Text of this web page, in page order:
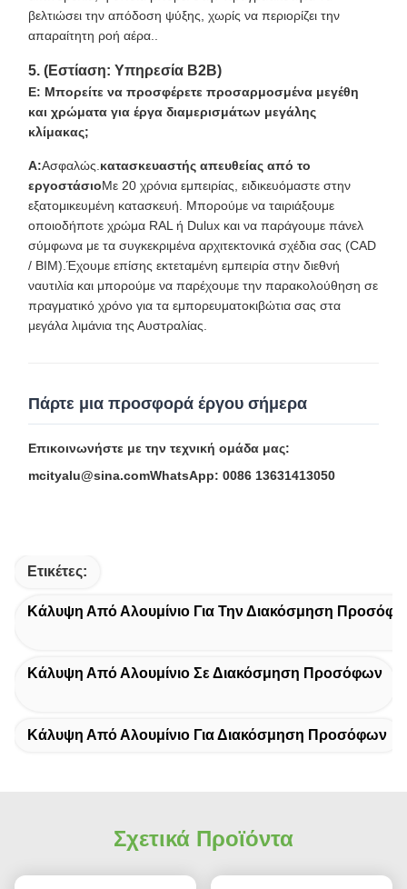
βελτιώσει την απόδοση ψύξης, χωρίς να περιορίζει την
απαραίτητη ροή αέρα..
5. (Εστίαση: Υπηρεσία B2B)
Ε: Μπορείτε να προσφέρετε προσαρμοσμένα μεγέθη
και χρώματα για έργα διαμερισμάτων μεγάλης
κλίμακας;
Α:Ασφαλώς.κατασκευαστής απευθείας από το
εργοστάσιοΜε 20 χρόνια εμπειρίας, ειδικευόμαστε στην
εξατομικευμένη κατασκευή. Μπορούμε να ταιριάξουμε
οποιοδήποτε χρώμα RAL ή Dulux και να παράγουμε πάνελ
σύμφωνα με τα συγκεκριμένα αρχιτεκτονικά σχέδια σας (CAD
/ BIM).Έχουμε επίσης εκτεταμένη εμπειρία στην διεθνή
ναυτιλία και μπορούμε να παρέχουμε την παρακολούθηση σε
πραγματικό χρόνο για τα εμπορευματοκιβώτια σας στα
μεγάλα λιμάνια της Αυστραλίας.
Πάρτε μια προσφορά έργου σήμερα
Επικοινωνήστε με την τεχνική ομάδα μας:
mcityalu@sina.comWhatsApp: 0086 13631413050
Ετικέτες:
Κάλυψη Από Αλουμίνιο Για Την Διακόσμηση
Κάλυψη Από Αλουμίνιο Σε Διακόσμηση Προσόφων
Κάλυψη Από Αλουμίνιο Για Διακόσμηση Προσόφων
Σχετικά Προϊόντα